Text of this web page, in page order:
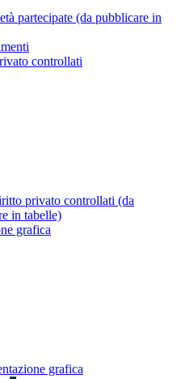
partecipate (da pubblicare in
controllati
privato controllati (da
in tabelle)
grafica
grafica